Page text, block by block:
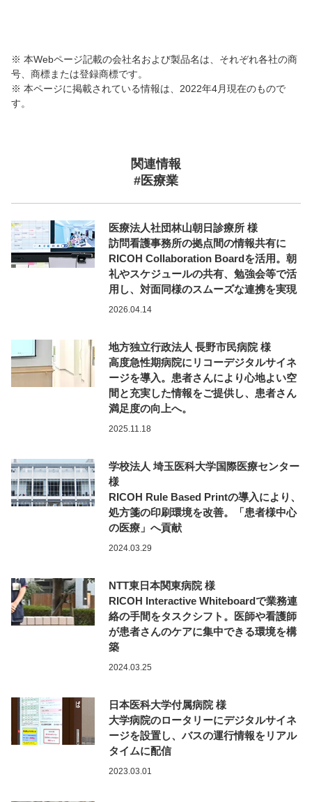
※ 本Webページ記載の会社名および製品名は、それぞれ各社の商
号、商標または登録商標です。
※ 本ページに掲載されている情報は、2022年4月現在のもので
す。
関連情報
#医療業
医療法人社団林山朝日診療所 様
訪問看護事務所の拠点間の情報共有に
RICOH Collaboration Boardを活用。朝
礼やスケジュールの共有、勉強会等で活
用し、対面同様のスムーズな連携を実現
2026.04.14
地方独立行政法人 長野市民病院 様
高度急性期病院にリコーデジタルサイネ
ージを導入。患者さんにより心地よい空
間と充実した情報をご提供し、患者さん
満足度の向上へ。
2025.11.18
学校法人 埼玉医科大学国際医療センター
様
RICOH Rule Based Printの導入により、
処方箋の印刷環境を改善。「患者様中心
の医療」へ貢献
2024.03.29
NTT東日本関東病院 様
RICOH Interactive Whiteboardで業務連
絡の手間をタスクシフト。医師や看護師
が患者さんのケアに集中できる環境を構
築
2024.03.25
日本医科大学付属病院 様
大学病院のロータリーにデジタルサイネ
ージを設置し、バスの運行情報をリアル
タイムに配信
2023.03.01